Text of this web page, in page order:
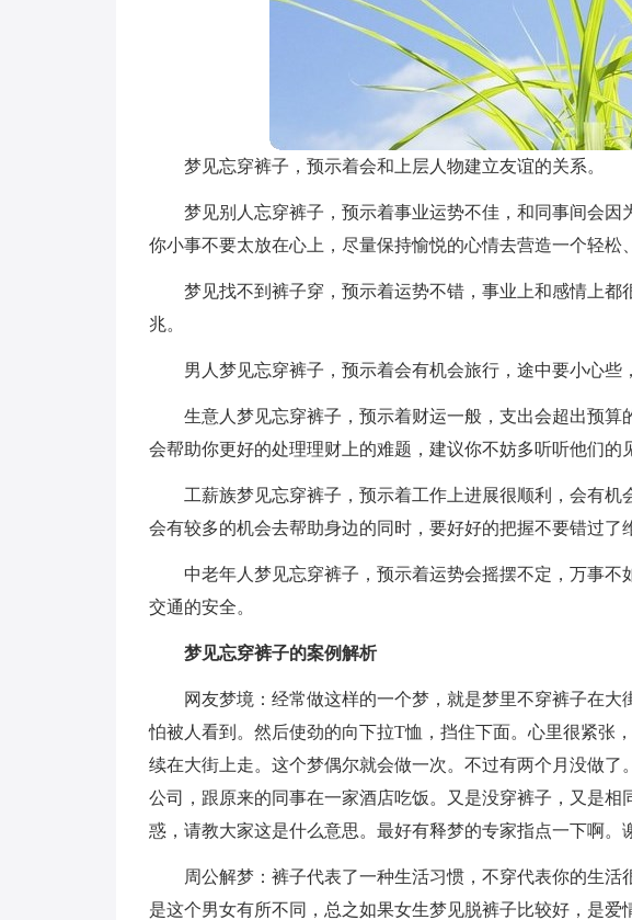
梦见忘穿裤子，预示着会和上层人物建立友谊的关系。
梦见别人忘穿裤子，预示着事业运势不佳，和同事间会
你小事不要太放在心上，尽量保持愉悦的心情去营造一个轻松
梦见找不到裤子穿，预示着运势不错，事业上和感情上
兆。
男人梦见忘穿裤子，预示着会有机会旅行，途中要小心些
生意人梦见忘穿裤子，预示着财运一般，支出会超出预算
会帮助你更好的处理理财上的难题，建议你不妨多听听他们的
工薪族梦见忘穿裤子，预示着工作上进展很顺利，会有
会有较多的机会去帮助身边的同时，要好好的把握不要错过了
中老年人梦见忘穿裤子，预示着运势会摇摆不定，万事
交通的安全。
梦见忘穿裤子的案例解析
网友梦境：经常做这样的一个梦，就是梦里不穿裤子在
怕被人看到。然后使劲的向下拉T恤，挡住下面。心里很紧张
续在大街上走。这个梦偶尔就会做一次。不过有两个月没做
公司，跟原来的同事在一家酒店吃饭。又是没穿裤子，又是相
惑，请教大家这是什么意思。最好有释梦的专家指点一下啊。
周公解梦：裤子代表了一种生活习惯，不穿代表你的生活
是这个男女有所不同，总之如果女生梦见脱裤子比较好，是